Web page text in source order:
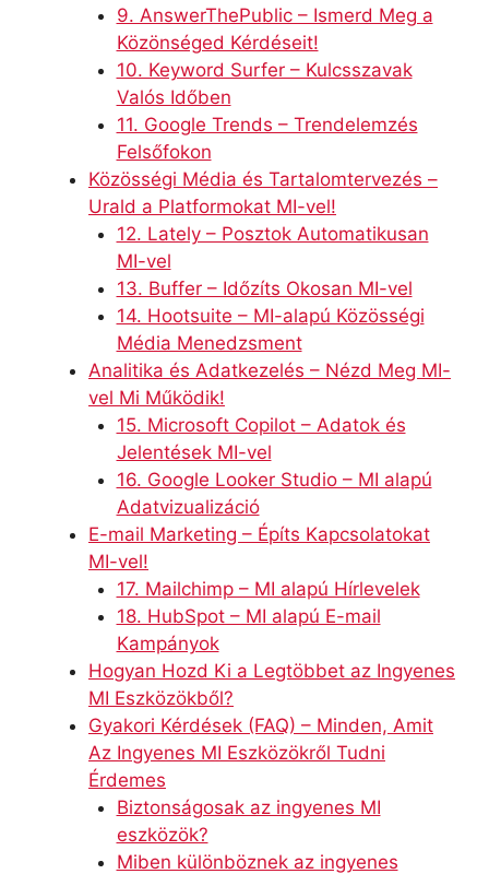
9. AnswerThePublic – Ismerd Meg a
Közönséged Kérdéseit!
10. Keyword Surfer – Kulcsszavak
Valós Időben
11. Google Trends – Trendelemzés
Felsőfokon
Közösségi Média és Tartalomtervezés –
Urald a Platformokat MI-vel!
12. Lately – Posztok Automatikusan
MI-vel
13. Buffer – Időzíts Okosan MI-vel
14. Hootsuite – MI-alapú Közösségi
Média Menedzsment
Analitika és Adatkezelés – Nézd Meg MI-
vel Mi Működik!
15. Microsoft Copilot – Adatok és
Jelentések MI-vel
16. Google Looker Studio – MI alapú
Adatvizualizáció
E-mail Marketing – Építs Kapcsolatokat
MI-vel!
17. Mailchimp – MI alapú Hírlevelek
18. HubSpot – MI alapú E-mail
Kampányok
Hogyan Hozd Ki a Legtöbbet az Ingyenes
MI Eszközökből?
Gyakori Kérdések (FAQ) – Minden, Amit
Az Ingyenes MI Eszközökről Tudni
Érdemes
Biztonságosak az ingyenes MI
eszközök?
Miben különböznek az ingyenes